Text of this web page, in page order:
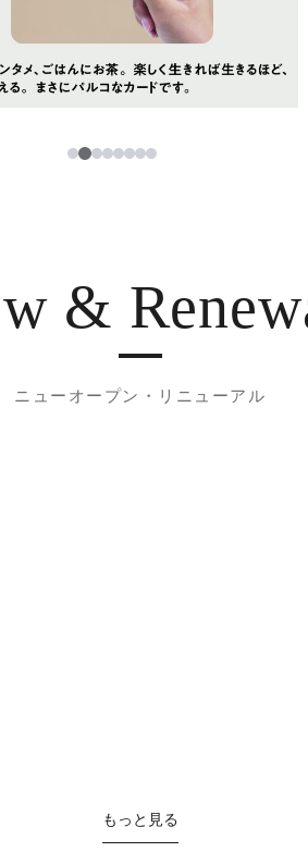
12345678
&
ニューオープン・リニューアル
もっと見る